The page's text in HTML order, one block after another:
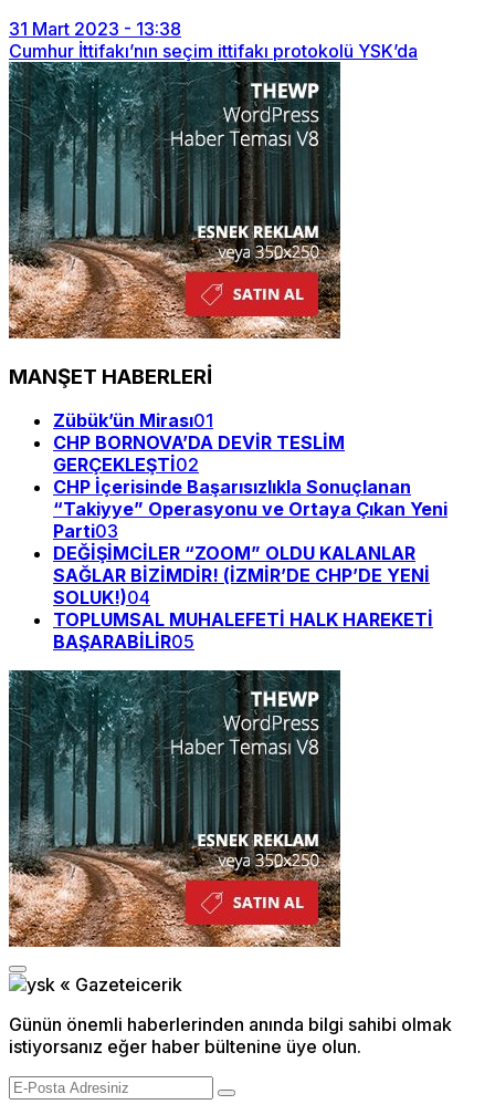
31 Mart 2023 - 13:38
Cumhur İttifakı’nın seçim ittifakı protokolü YSK’da
MANŞET HABERLERİ
Zübük’ün Mirası01
CHP BORNOVA’DA DEVİR TESLİM
GERÇEKLEŞTİ02
CHP İçerisinde Başarısızlıkla Sonuçlanan
“Takiyye” Operasyonu ve Ortaya Çıkan Yeni
Parti03
DEĞİŞİMCİLER “ZOOM” OLDU KALANLAR
SAĞLAR BİZİMDİR! (İZMİR’DE CHP’DE YENİ
SOLUK!)04
TOPLUMSAL MUHALEFETİ HALK HAREKETİ
BAŞARABİLİR05
Günün önemli haberlerinden anında bilgi sahibi olmak
istiyorsanız eğer haber bültenine üye olun.